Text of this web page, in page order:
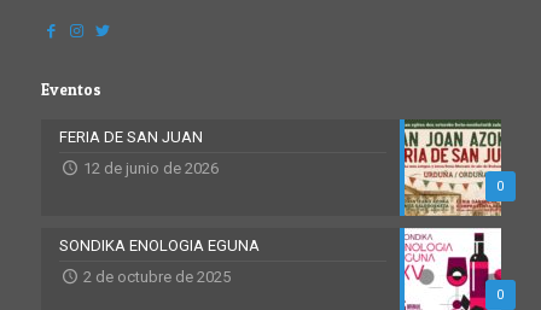
Eventos
0
FERIA DE SAN JUAN
12 de junio de 2026
0
SONDIKA ENOLOGIA EGUNA
2 de octubre de 2025